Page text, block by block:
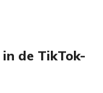
de TikTok-